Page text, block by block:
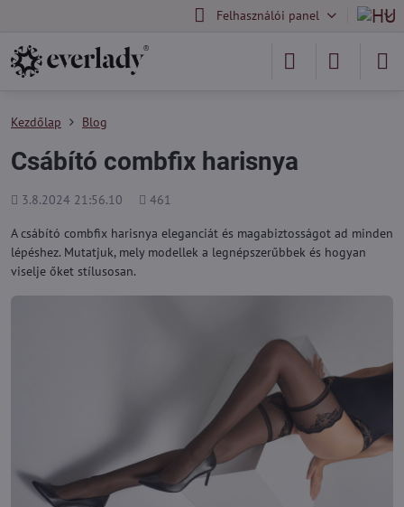
Felhasználói panel
Kezdőlap Blog
Csábító combfix harisnya
Hozzáadva
3.8.2024 21:56.10
Megjelenítések
461
A csábító combfix harisnya eleganciát és magabiztosságot ad minden
lépéshez. Mutatjuk, mely modellek a legnépszerűbbek és hogyan
viselje őket stílusosan.